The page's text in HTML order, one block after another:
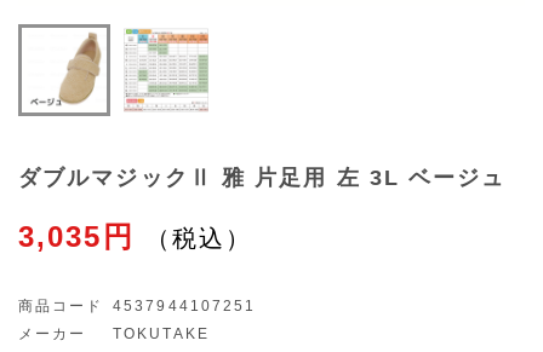
ダブルマジックⅡ 雅 片足用 左 3L ベージュ
3,035円
商品コード
4537944107251
メーカー
TOKUTAKE